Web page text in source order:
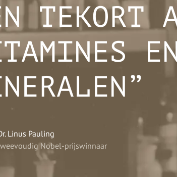
TEKORT
Linus Pauling
Nobel-prijswinnaar